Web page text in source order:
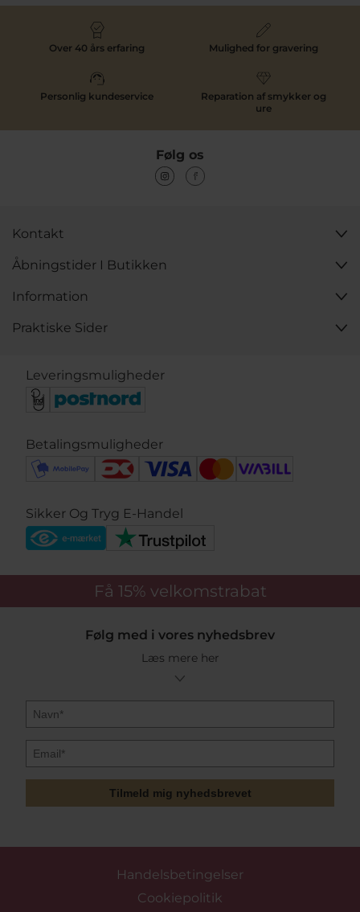
Over 40 års erfaring Mulighed for gravering
Personlig kundeservice
Reparation af smykker og
ure
Følg os
Kontakt
Åbningstider I Butikken
Information
Praktiske Sider
Leveringsmuligheder
Betalingsmuligheder
Sikker Og Tryg E-Handel
Få 15% velkomstrabat
Følg med i vores nyhedsbrev
Læs mere her
Tilmeld mig nyhedsbrevet
Handelsbetingelser
Cookiepolitik